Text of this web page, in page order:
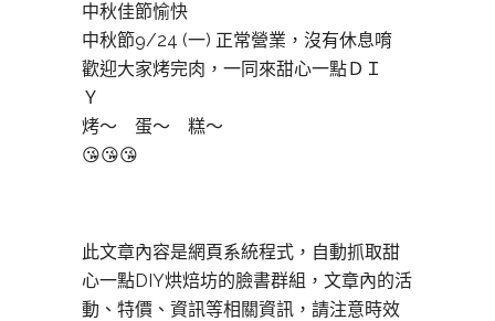
中秋佳節愉快
中秋節9/24 (一) 正常營業，沒有休息唷
歡迎大家烤完肉，一同來甜心一點ＤＩ
Ｙ
烤～ 蛋～ 糕～
😘😘😘
此文章內容是網頁系統程式，自動抓取甜
心一點DIY烘焙坊的臉書群組，文章內的活
動、特價、資訊等相關資訊，請注意時效